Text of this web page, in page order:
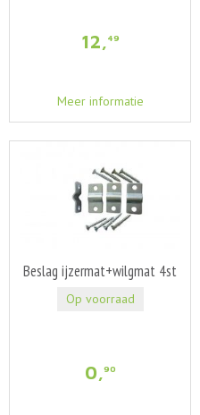
12,49
Meer informatie
Beslag ijzermat+wilgmat 4st
0,90
Op voorraad